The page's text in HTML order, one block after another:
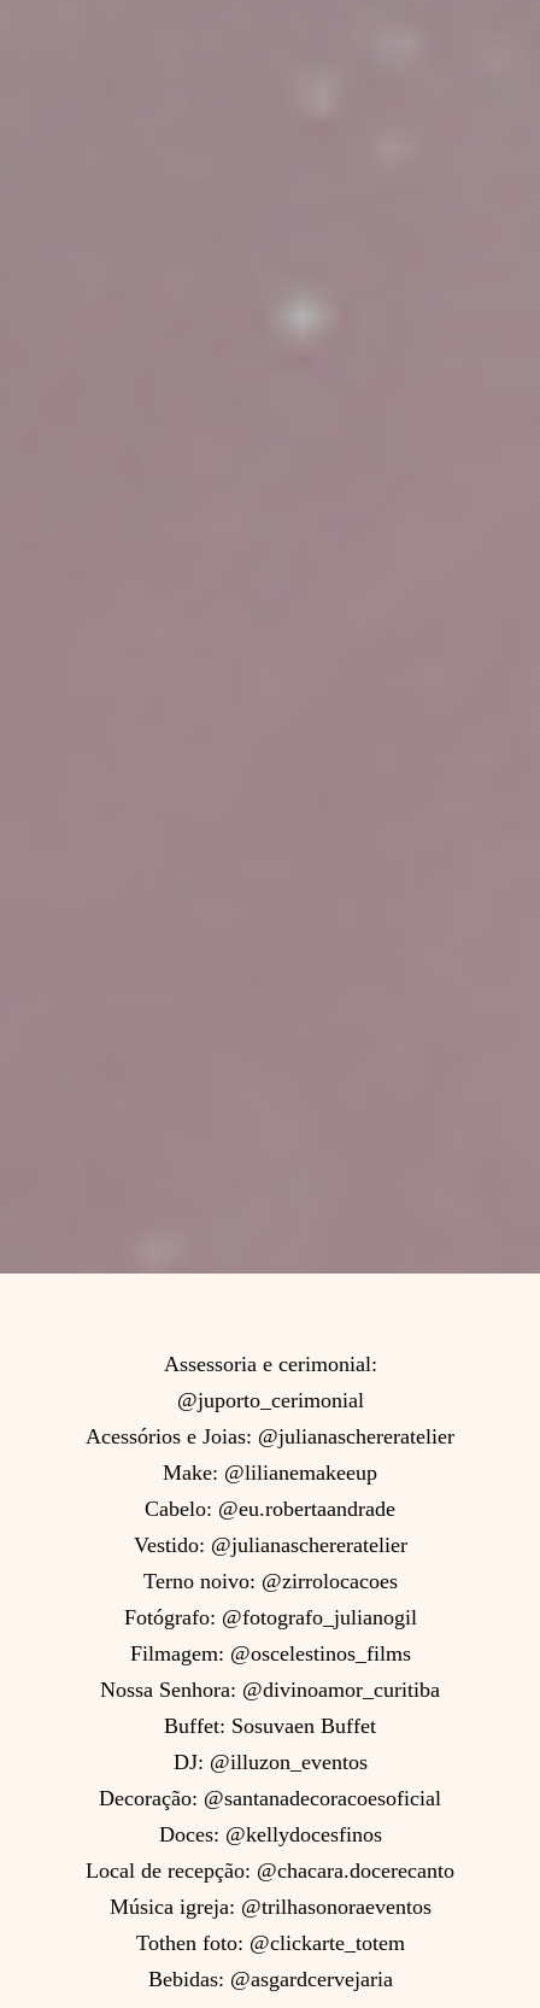
Assessoria e cerimonial:
@juporto_cerimonial
Acessórios e Joias: @julianaschereratelier
Make: @lilianemakeeup
Cabelo: @eu.robertaandrade
Vestido: @julianaschereratelier
Terno noivo: @zirrolocacoes
Fotógrafo: @fotografo_julianogil
Filmagem: @oscelestinos_films
Nossa Senhora: @divinoamor_curitiba
Buffet: Sosuvaen Buffet
DJ: @illuzon_eventos
Decoração: @santanadecoracoesoficial
Doces: @kellydocesfinos
Local de recepção: @chacara.docerecanto
Música igreja: @trilhasonoraeventos
Tothen foto: @clickarte_totem
Bebidas: @asgardcervejaria